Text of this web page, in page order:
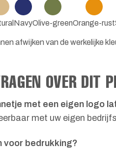
NavyOlive-greenOrange-rust
afwijken van de werkelijke
OVER DIT
met een eigen logo
met uw eigen
voor bedrukking?